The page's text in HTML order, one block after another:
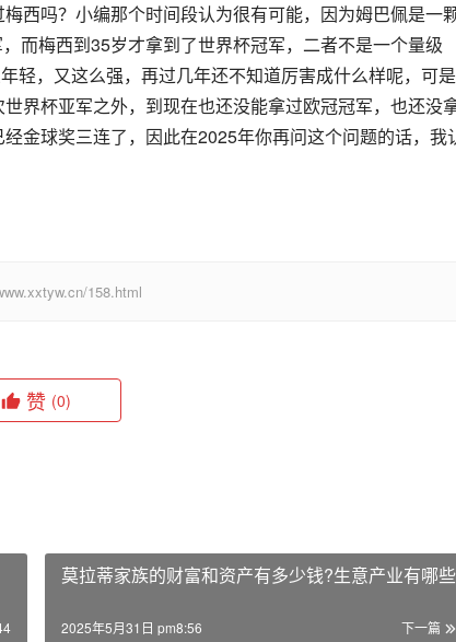
西吗？小编那个时间段认为很有可能，因为姆巴佩是一
而梅西到35岁才拿到了世界杯冠军，二者不是一个量级
轻，又这么强，再过几年还不知道厉害成什么样呢，可
界杯亚军之外，到现在也还没能拿过欧冠冠军，也还没
金球奖三连了，因此在2025年你再问这个问题的话，我
158.html
赞 (0)
莫拉蒂家族的财富和资产有多少钱?生意产业有哪些
下一篇
2025年5月31日 pm8:56